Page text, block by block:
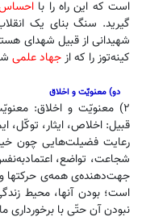
است که این راه را با
گیرید. سنگ بنای یک
شهیدانی از قبیل شهدای
کینه‌توز را که ازجهاد علمی
دو) معنویّت و اخلاق
۲) معنویّت و اخلاق:
قبیل: اخلاص، ایثار،
رعایت فضیلت‌هایی چون
شجاعت، تواضع،
جهت‌دهنده‌ی همه‌ی حرکتها و
است؛ بودن آنها، محیط
نبودن آن حتّی با برخورداری